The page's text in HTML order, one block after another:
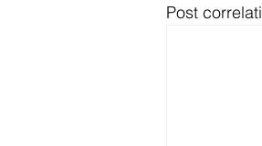
Post correlati